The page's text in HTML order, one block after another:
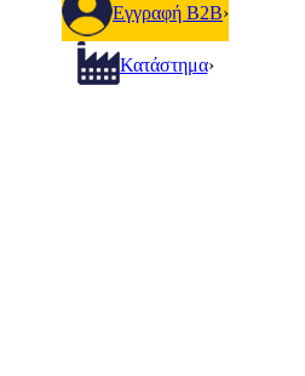
Εγγραφή B2B›
Κατάστημα›